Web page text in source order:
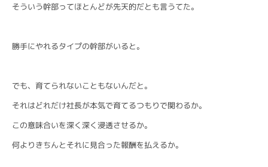
そういう幹部ってほとんどが先天的だとも言うてた。
勝手にやれるタイプの幹部がいると。
でも、育てられないこともないんだと。
それはどれだけ社長が本気で育てるつもりで関わるか。
この意味合いを深く深く浸透させるか。
何よりきちんとそれに見合った報酬を払えるか。